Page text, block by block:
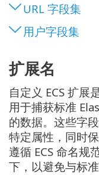
URL 字段集
用户字段集
扩展名
自定义 ECS 扩展
用于捕获标准
的数据。这些字
特定属性，同时
遵循 ECS 命名规
下，以避免与标准